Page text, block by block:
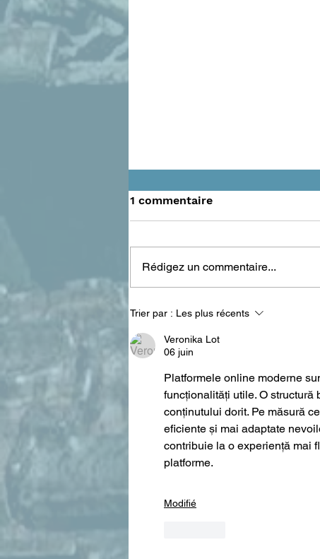
Pepe Habichuela, la
mémoire du flamenco
s'éteint à Madrid
1 commentaire
Rédigez un commentaire...
Trier par : Les plus récents
Veronika Lot
06 juin
Platformele online moderne
funcționalități utile. O
conținutului dorit. Pe măsură ce
eficiente și mai adaptate
contribuie la o experiență mai
platforme.
Modifié